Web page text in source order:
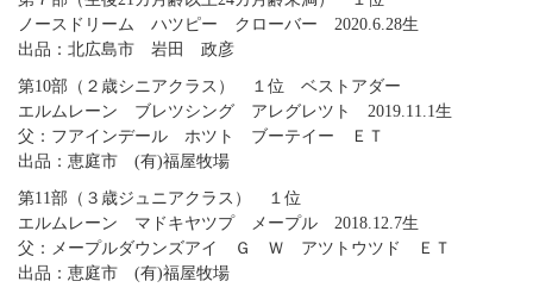
ノースドリーム ハツピー クローバー 2020.6.28生
出品：北広島市 岩田 政彦
第10部（２歳シニアクラス） １位 ベストアダー
エルムレーン ブレツシング アレグレツト 2019.11.1生
父：フアインデール ホツト ブーテイー ＥＴ
出品：恵庭市 (有)福屋牧場
第11部（３歳ジュニアクラス） １位
エルムレーン マドキヤツプ メープル 2018.12.7生
父：メープルダウンズアイ Ｇ Ｗ アツトウツド ＥＴ
出品：恵庭市 (有)福屋牧場